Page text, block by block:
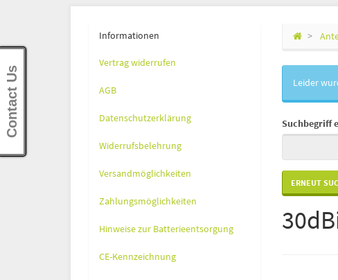
Leider
Suchbegriff
Informationen
Vertrag widerrufen
AGB
Datenschutzerklärung
Widerrufsbelehrung
Versandmöglichkeiten
Zahlungsmöglichkeiten
Hinweise zur Batterieentsorgung
CE-Kennzeichnung
Contact Us